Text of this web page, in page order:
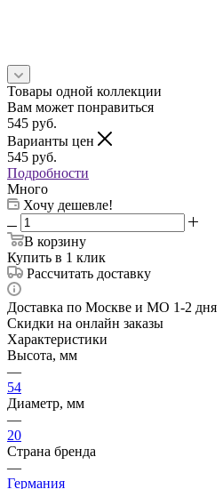
Товары одной коллекции
Вам может понравиться
545 руб.
Варианты цен
545 руб.
Подробности
Много
Хочу дешевле!
В корзину
Купить в 1 клик
Рассчитать доставку
Доставка по Москве и МО 1-2 дня
Скидки на онлайн заказы
Характеристики
Высота, мм
—
54
Диаметр, мм
—
20
Страна бренда
—
Германия